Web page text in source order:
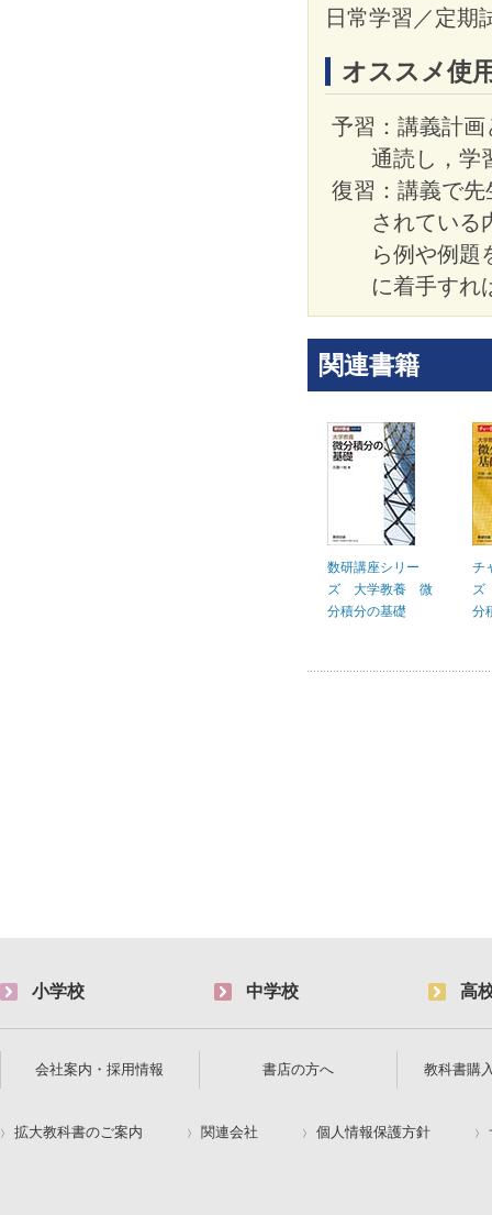
日常学習／定期
オススメ使
予習：講義計
通読し，学
復習：講義で
されている
ら例や例題
に着手すれ
関連書籍
数研講座シリー
ズ 大学教養 微
分積分の基礎
チ
ズ
分
小学校 中学校 高
会社案内・採用情報 書店の方へ 教科書購
拡大教科書のご案内 関連会社 個人情報保護方針